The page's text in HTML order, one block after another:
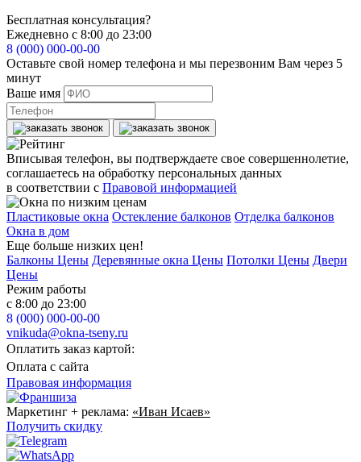
Бесплатная консультация?
Ежедневно с 8:00 до 23:00
8 (000) 000-00-00
Оставьте свой номер телефона и мы перезвоним Вам через 5
минут
Ваше имя
Вписывая телефон, вы подтверждаете свое совершеннолетие,
соглашаетесь на обработку персональных данных
в соответствии с Правовой информацией
Пластиковые окна Остекление балконов Отделка балконов
Окна в дом
Еще больше низких цен!
Балконы Цены Деревянные окна Цены Потолки Цены Двери
Цены
Режим работы
с 8:00 до 23:00
8 (000) 000-00-00
vnikuda@okna-tseny.ru
Оплатить заказ картой:
Оплата с сайта
Правовая информация
Маркетинг + реклама: «Иван Исаев»
Получить скидку